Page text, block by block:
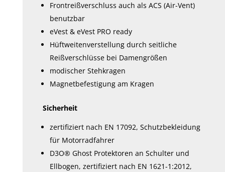
Frontreißverschluss auch als ACS (Air-Vent)
benutzbar
eVest & eVest PRO ready
Hüftweitenverstellung durch seitliche
Reißverschlüsse bei Damengrößen
modischer Stehkragen
Magnetbefestigung am Kragen
Sicherheit
zertifiziert nach EN 17092, Schutzbekleidung
für Motorradfahrer
D3O® Ghost Protektoren an Schulter und
Ellbogen, zertifiziert nach EN 1621-1:2012,